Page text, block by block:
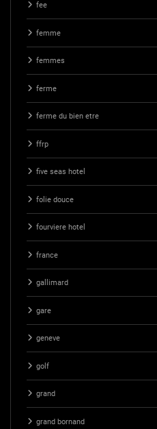
fee
femme
femmes
ferme
ferme du bien etre
ffrp
five seas hotel
folie douce
fourviere hotel
france
gallimard
gare
geneve
golf
grand
grand bornand